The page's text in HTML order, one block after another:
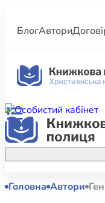
БлогАвтори
Акційні
Головна Автори